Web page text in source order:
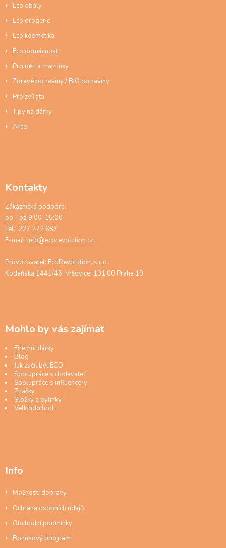
Eco obaly
Eco drogerie
Eco kosmetika
Eco domácnost
Pro děti a maminky
Zdravé potraviny / BIO potraviny
Pro zvířata
Tipy na dárky
Akce
Kontakty
Zákaznická podpora:
po - pá 9:00-15:00
Tel.: 227 272 687
E-mail: info@ecorevolution.cz
Provozovatel: EcoRevolution, s.r.o.
Kodaňská 1441/46, Vršovice, 101 00 Praha 10
Mohlo by vás zajímat
Firemní dárky
Blog
Jak začít být ECO
Spolupráce s dodavateli
Spolupráce s influencery
Značky
Složky a bylinky
Velkoobchod
Info
Možnosti dopravy
Ochrana osobních údajů
Obchodní podmínky
Bonusový program